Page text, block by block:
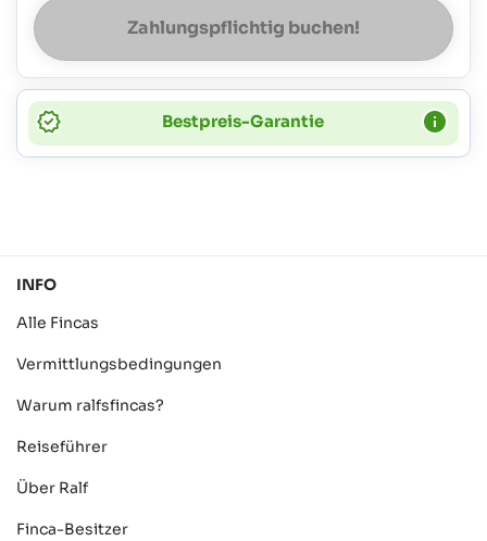
Zahlungspflichtig buchen!
Bestpreis-Garantie
INFO
Alle Fincas
Vermittlungsbedingungen
Warum ralfsfincas?
Reiseführer
Über Ralf
Finca-Besitzer